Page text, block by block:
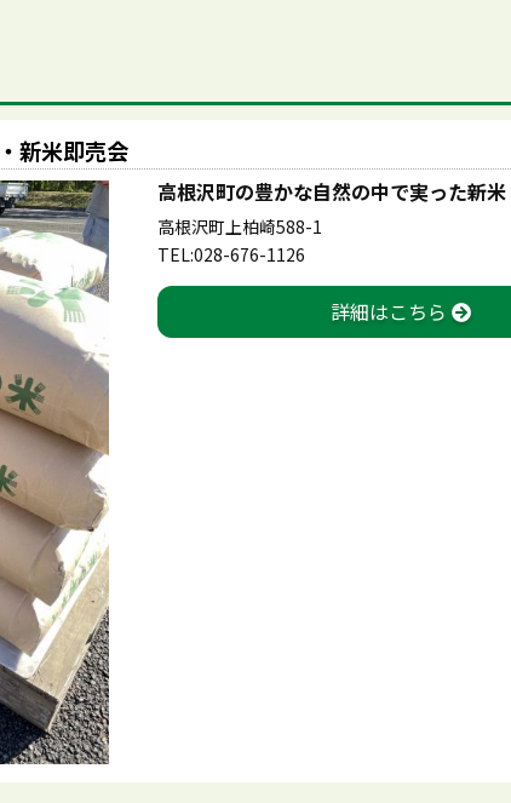
新米即売会
高根沢町の豊かな自然の中で実った新
高根沢町上柏崎588-1
TEL:028-676-1126
詳細はこちら